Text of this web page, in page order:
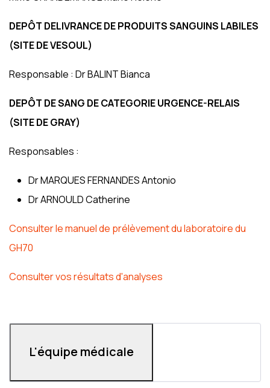
DEPÔT DELIVRANCE DE PRODUITS SANGUINS LABILES
(SITE DE VESOUL)
Responsable : Dr BALINT Bianca
DEPÔT DE SANG DE CATEGORIE URGENCE-RELAIS
(SITE DE GRAY)
Responsables :
Dr MARQUES FERNANDES Antonio
Dr ARNOULD Catherine
Consulter le manuel de prélèvement du laboratoire du
GH70
Consulter vos résultats d'analyses
L'équipe médicale